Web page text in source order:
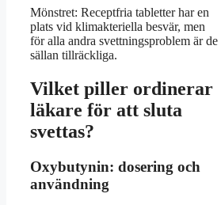
Mönstret: Receptfria tabletter har en
plats vid klimakteriella besvär, men
för alla andra svettningsproblem är de
sällan tillräckliga.
Vilket piller ordinerar
läkare för att sluta
svettas?
Oxybutynin: dosering och
användning